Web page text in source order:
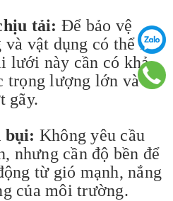
tải: Để bảo vệ
vật dụng có thể rơi
lưới này cần có khả
trọng lượng lớn và
gãy.
bụi: Không yêu cầu
nhưng cần độ bền để
từ gió mạnh, nắng
của môi trường.